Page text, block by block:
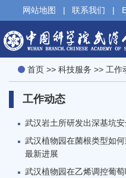
网站地图 | 联系我们 |
首页 >> 科技服务 >> 工作
工作动态
武汉岩土所研发出深基坑
武汉植物园在菌根类型如
最新进展
武汉植物园在乙烯调控葡